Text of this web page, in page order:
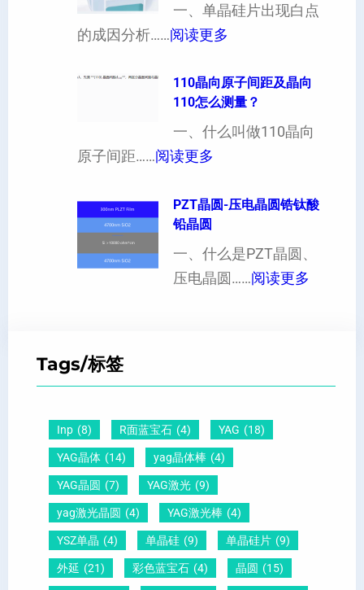
（
也
以
定
超
薄
硅
）
各
向
度
响
一、单晶硅片出现白点
的成因分析……阅读更多
晶
硅
片
白
或
者
因
？
给
你
说
110晶向原子间距及晶向
110怎么测量？
一、什么叫做110晶向
原子间距……阅读更多
1
晶
向
晶
向
1
1
0
怎
PZT晶圆-压电晶圆锆钛酸
铅晶圆
一、什么是PZT晶圆、
压电晶圆……阅读更多
Tags/标签
Inp (8) R面蓝宝石 (4) YAG (18)
YAG晶体 (14) yag晶体棒 (4)
YAG晶圆 (7) YAG激光 (9)
yag激光晶圆 (4) YAG激光棒 (4)
YSZ单晶 (4) 单晶硅 (9) 单晶硅片 (9)
外延 (21) 彩色蓝宝石 (4) 晶圆 (15)